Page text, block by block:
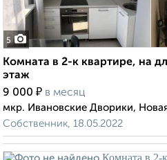
5
Комната в 2-к квартире, на
этаж
9 000 ₽ в месяц
мкр. Ивановские Дворики,
Собственник, 18.05.2022